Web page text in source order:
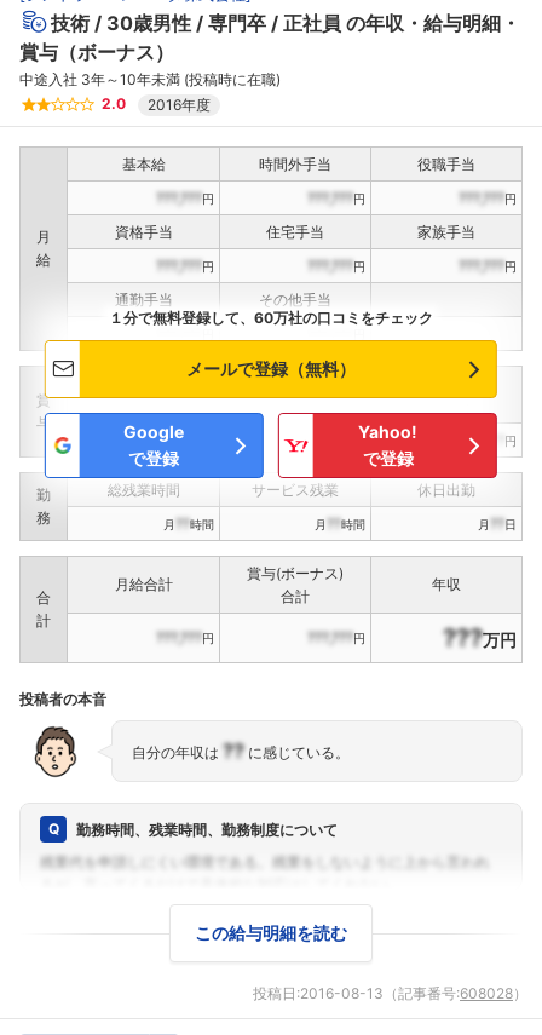
技術 30歳男性 専門卒 正社員 の年収・給与明細・
賞与（ボーナス）
中途入社 3年～10年未満 (投稿時に在職)
2.0
2016年度
月
給
基本給 時間外手当
役職手当
???,???円 ???,???円 ???,???円
資格手当 住宅手当
家族手当
???,???円 ???,???円 ???,???円
通勤手当
その他手当
賞
与
インセンティブ賞与
決算賞与
???,??? ???,??? 円 ???,??? 円
勤
務
総残業時間 サービス残業 休日出勤
月 ??時間 月 ??時間 月 ??日
合
計
月給合計
賞与(ボーナス)
合計
年収
???,???円 ???,???円 ???万円
１分で無料登録して、60万社の口コミをチェック
メールで登録（無料）
Google
で登録
Yahoo!
で登録
投稿者の本音
自分の年収は ??に感じている。
勤務時間、残業時間、勤務制度について
この給与明細を読む
投稿日:2016-08-13 （記事番号:608028）